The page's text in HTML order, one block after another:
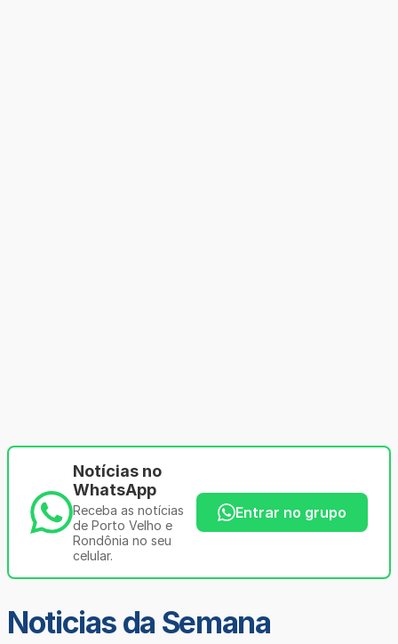
Notícias no
WhatsApp
Receba as notícias
de Porto Velho e
Rondônia no seu
celular.
Entrar no grupo
Noticias da Semana